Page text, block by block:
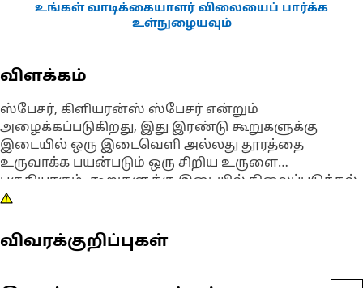
உங்கள் வாடிக்கையாளர் விலையைப் பார்க்க
உள்நுழையவும்
விளக்கம்
ஸ்பேசர், கிளியரன்ஸ் ஸ்பேசர் என்றும்
அழைக்கப்படுகிறது, இது இரண்டு கூறுகளுக்கு
இடையில் ஒரு இடைவெளி அல்லது தூரத்தை
உருவாக்க பயன்படும் ஒரு சிறிய உருளை
பகுதியாகும். கூறுகளுக்கு இடையில் நிலைப்படுத்தல்
உதவியை வழங்கவும் அவை
அல்லது பிளாஸ்டிக் போன்ற நீடித்த பொருட்களால்
ஆனவை. அவை அளவுகள் மற்றும் தடிமன் வரம்பில்
விவரக்குறிப்புகள்